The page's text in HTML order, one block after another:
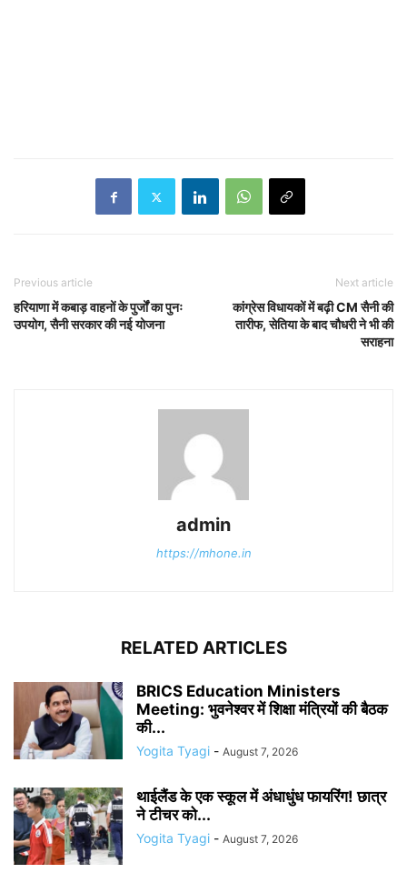
Previous article
हरियाणा में कबाड़ वाहनों के पुर्जों का पुनः
उपयोग, सैनी सरकार की नई योजना
Next article
कांग्रेस विधायकों में बढ़ी CM सैनी की
तारीफ, सेतिया के बाद चौधरी ने भी की
सराहना
admin
https://mhone.in
RELATED ARTICLES
BRICS Education Ministers
Meeting: भुवनेश्वर में शिक्षा मंत्रियों की बैठक
की...
Yogita Tyagi - August 7, 2026
थाईलैंड के एक स्कूल में अंधाधुंध फायरिंग! छात्र
ने टीचर को...
Yogita Tyagi - August 7, 2026